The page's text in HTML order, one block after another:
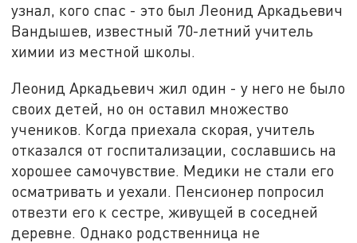
узнал, кого спас - это был Леонид Аркадьевич
Вандышев, известный 70-летний учитель
химии из местной школы.
Леонид Аркадьевич жил один - у него не было
своих детей, но он оставил множество
учеников. Когда приехала скорая, учитель
отказался от госпитализации, сославшись на
хорошее самочувствие. Медики не стали его
осматривать и уехали. Пенсионер попросил
отвезти его к сестре, живущей в соседней
деревне. Однако родственница не